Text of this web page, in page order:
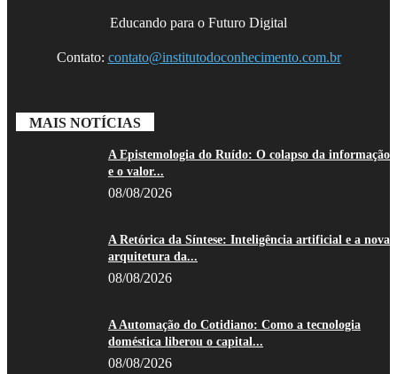
Educando para o Futuro Digital
Contato: contato@institutodoconhecimento.com.br
MAIS NOTÍCIAS
A Epistemologia do Ruído: O colapso da informação
e o valor...
08/08/2026
A Retórica da Síntese: Inteligência artificial e a nova
arquitetura da...
08/08/2026
A Automação do Cotidiano: Como a tecnologia
doméstica liberou o capital...
08/08/2026